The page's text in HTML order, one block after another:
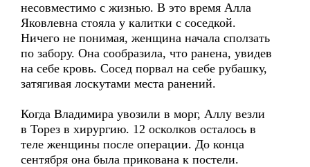
несовместимо с жизнью. В это время Алла
Яковлевна стояла у калитки с соседкой.
Ничего не понимая, женщина начала сползать
по забору. Она сообразила, что ранена, увидев
на себе кровь. Сосед порвал на себе рубашку,
затягивая лоскутами места ранений.
Когда Владимира увозили в морг, Аллу везли
в Торез в хирургию. 12 осколков осталось в
теле женщины после операции. До конца
сентября она была прикована к постели.